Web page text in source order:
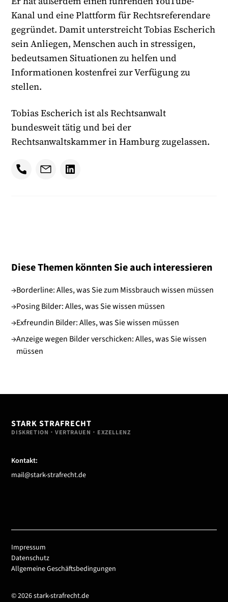
Kanal und eine Plattform für Rechtsreferendare
gegründet. Damit unterstreicht Tobias Escherich
sein Anliegen, Menschen auch in stressigen,
bedeutsamen Situationen zu helfen und
Informationen kostenfrei zur Verfügung zu
stellen.
Tobias Escherich ist als Rechtsanwalt
bundesweit tätig und bei der
Rechtsanwaltskammer in Hamburg zugelassen.
Diese Themen könnten Sie auch interessieren
→Borderline: Alles, was Sie zum Missbrauch wissen müssen
→Posing Bilder: Alles, was Sie wissen müssen
→Exfreundin Bilder: Alles, was Sie wissen müssen
→Anzeige wegen Bilder verschicken: Alles, was Sie wissen
müssen
STARK STRAFRECHT
DISKRETION・VERTRAUEN・EXZELLENZ
Kontakt:
mail@stark-strafrecht.de
© 2026 stark-strafrecht.de
Impressum
Datenschutz
Allgemeine Geschäfts­bedingungen